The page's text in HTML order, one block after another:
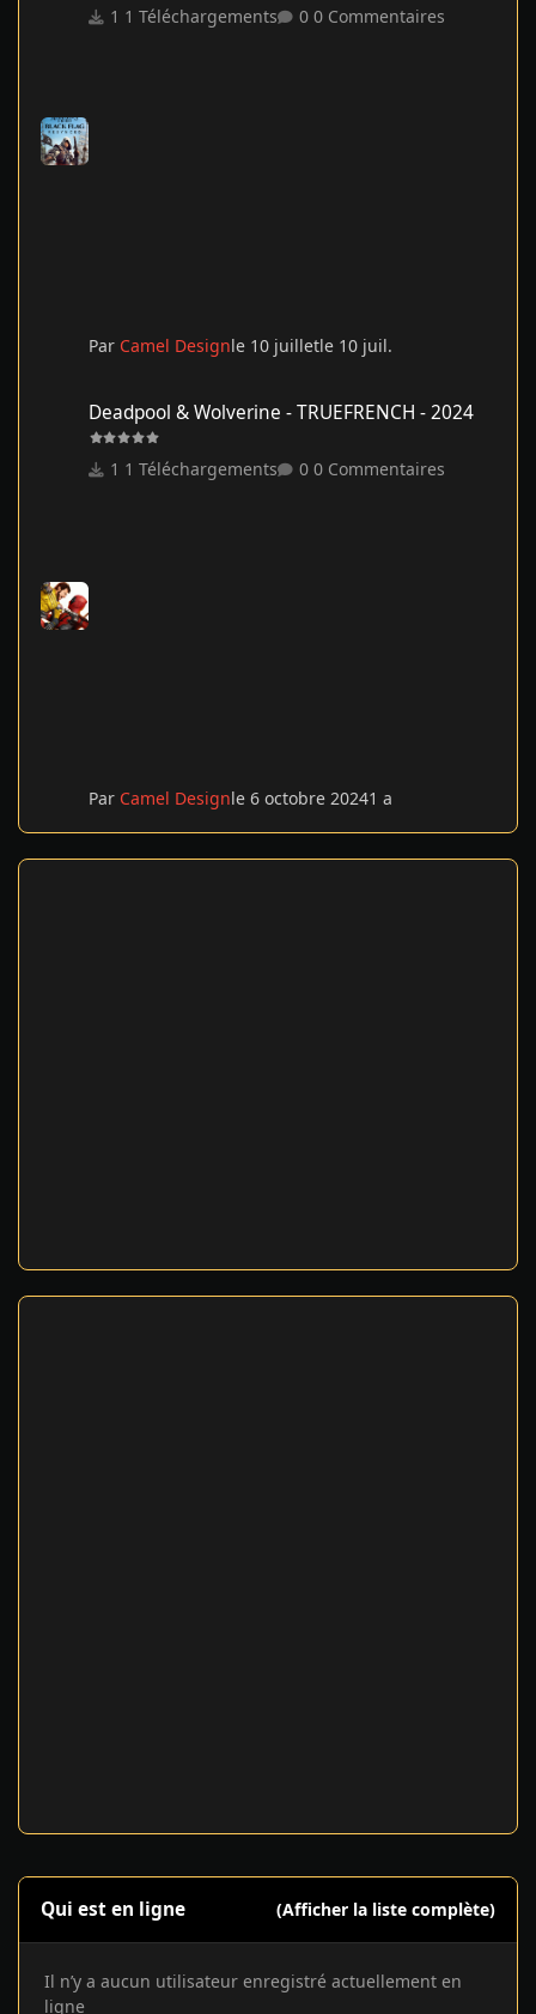
1 Téléchargements 0 Commentaires
Par Camel Designle 10 juilletle 10 juil.
Deadpool & Wolverine - TRUEFRENCH - 2024
1 Téléchargements 0 Commentaires
Par Camel Designle 6 octobre 20241 a
Qui est en ligne (Afficher la liste complète)
Il n’y a aucun utilisateur enregistré actuellement en
ligne